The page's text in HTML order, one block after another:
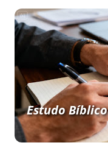
Estudo Bíblico